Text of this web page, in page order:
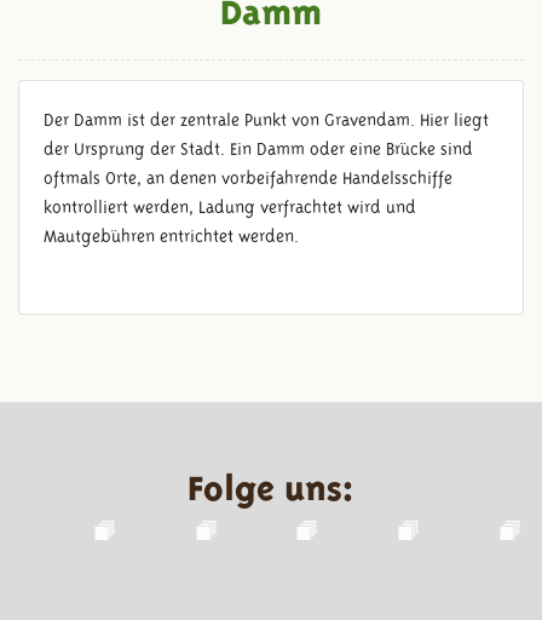
Damm
Der Damm ist der zentrale Punkt von Gravendam. Hier liegt
der Ursprung der Stadt. Ein Damm oder eine Brücke sind
oftmals Orte, an denen vorbeifahrende Handelsschiffe
kontrolliert werden, Ladung verfrachtet wird und
Mautgebühren entrichtet werden.
Folge uns: